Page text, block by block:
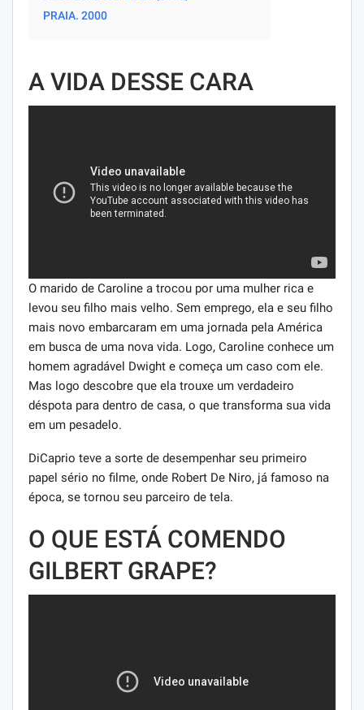
PRAIA. 2000
A VIDA DESSE CARA
O marido de Caroline a trocou por uma mulher rica e
levou seu filho mais velho. Sem emprego, ela e seu filho
mais novo embarcaram em uma jornada pela América
em busca de uma nova vida. Logo, Caroline conhece um
homem agradável Dwight e começa um caso com ele.
Mas logo descobre que ela trouxe um verdadeiro
déspota para dentro de casa, o que transforma sua vida
em um pesadelo.
DiCaprio teve a sorte de desempenhar seu primeiro
papel sério no filme, onde Robert De Niro, já famoso na
época, se tornou seu parceiro de tela.
O QUE ESTÁ COMENDO
GILBERT GRAPE?